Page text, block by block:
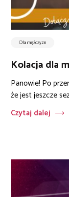
Dla mężczyzn
Kolacja dla
Panowie! Po
że jest jeszcze
Czytaj dalej